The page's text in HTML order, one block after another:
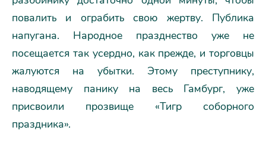
повалить и ограбить свою жертву. Публика
напугана. Народное празднество уже не
посещается так усердно, как прежде, и торговцы
жалуются на убытки. Этому преступнику,
наводящему панику на весь Гамбург, уже
присвоили прозвище «Тигр соборного
праздника».